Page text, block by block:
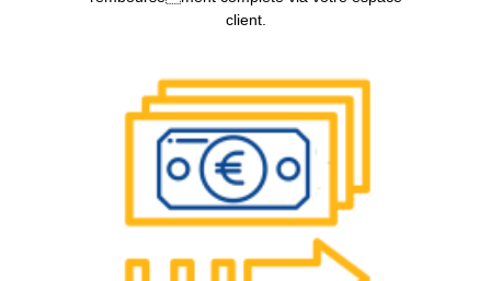
client.